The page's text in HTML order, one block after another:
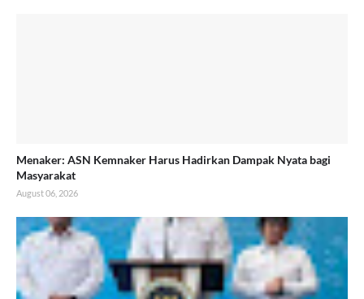
Menaker: ASN Kemnaker Harus Hadirkan Dampak Nyata bagi
Masyarakat
August 06, 2026